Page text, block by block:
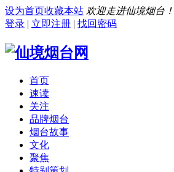
设为首页收藏本站 欢迎走进仙境烟台！
登录 | 立即注册 | 找回密码
首页
速读
关注
品牌烟台
烟台故事
文化
聚焦